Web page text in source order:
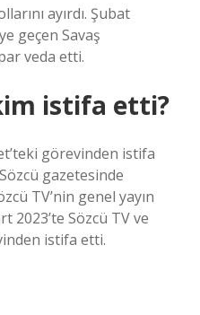
ayırdı. Şubat
geçen Savaş
veda etti.
istifa etti?
görevinden istifa
gazetesinde
TV’nin genel yayın
2023’te Sözcü TV ve
istifa etti.